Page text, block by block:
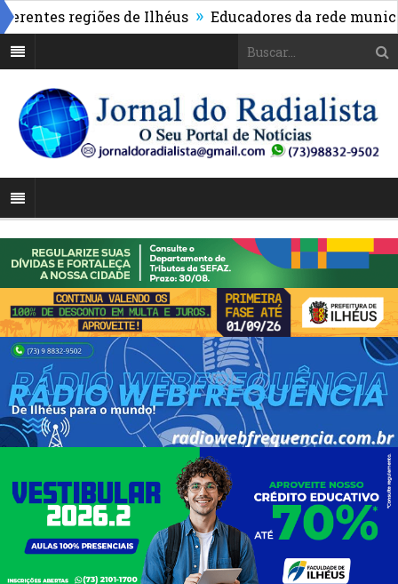
regiões de Ilhéus » Educadores da rede municipal